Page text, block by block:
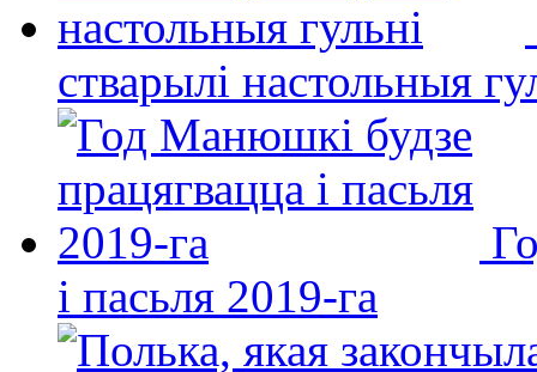
стварылі настольныя
і пасьля 2019-га